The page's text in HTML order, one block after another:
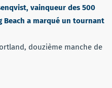
vainqueur des 500
Beach a marqué un tournant
douzième manche de